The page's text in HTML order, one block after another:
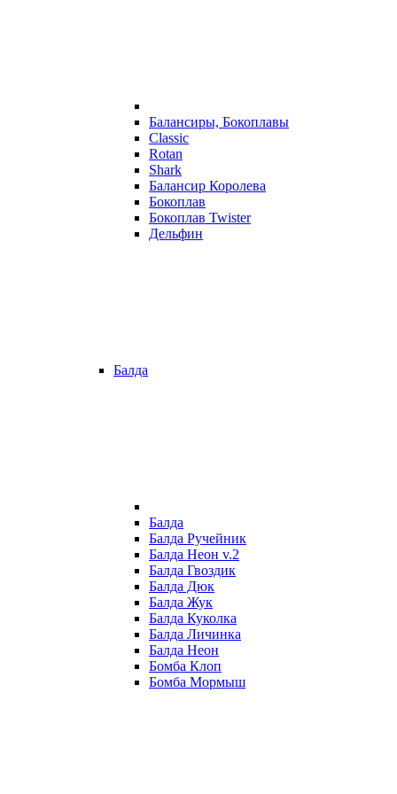
Балансиры, Бокоплавы
Classic
Rotan
Shark
Балансир Королева
Бокоплав
Бокоплав Twister
Дельфин
Балда
Балда
Балда Ручейник
Балда Неон v.2
Балда Гвоздик
Балда Дюк
Балда Жук
Балда Куколка
Балда Личинка
Балда Неон
Бомба Клоп
Бомба Мормыш